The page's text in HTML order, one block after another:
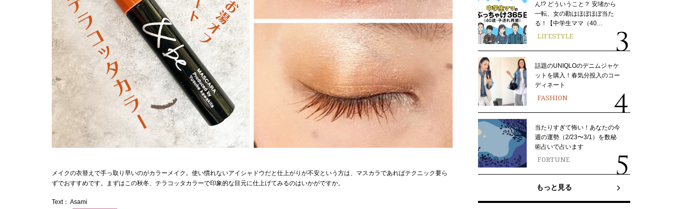
メイクの衣替えで手っ取り早いのがカラーメイク。使い慣れないアイシャドウだと仕上がりが不安という方は、マスカラであればテクニック要ら
ずでおすすめです。まずはこの秋冬、テラコッタカラーで印象的な目元に仕上げてみるのはいかがですか。
Text： Asami
ん!? どういうこと？ 安堵から
一転、女の勘はほぼほぼ当た
る！【中学生ママ（40…
LIFESTYLE
話題のUNIQLOのデニムジャケ
ットを購入！春気分投入のコー
ディネート
FASHION
当たりすぎて怖い！あなたの今
週の運勢（2/23〜3/1）を数秘
術占いで占います
FORTUNE
もっと見る